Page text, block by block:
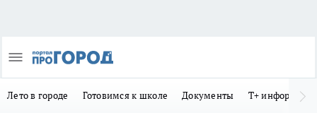
Лето в городе Готовимся к школе Документы Т+